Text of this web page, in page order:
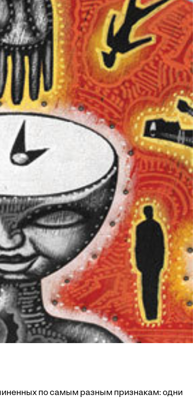
по самым разным признакам: одни